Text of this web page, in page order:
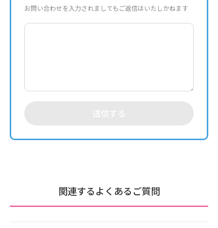
お問い合わせを入力されましてもご返信はいたしかねます
送信する
関連するよくあるご質問